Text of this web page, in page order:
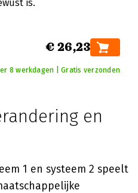
is.
€ 26,23
8 werkdagen | Gratis verzonden
en
1 en systeem 2 speelt